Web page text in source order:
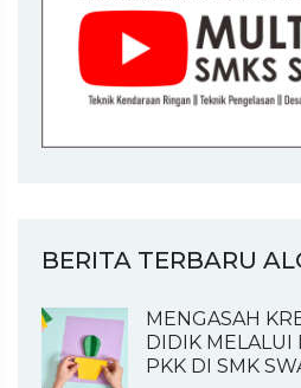
BERITA TERBARU
MENGASAH
DIDIK MELALUI
PKK DI SMK